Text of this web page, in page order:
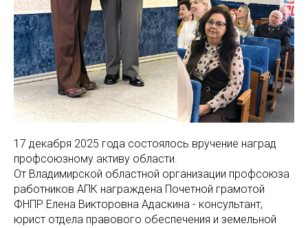
17 декабря 2025 года состоялось вручение наград
профсоюзному активу области.
От Владимирской областной организации профсоюза
работников АПК награждена Почетной грамотой
ФНПР Елена Викторовна Адаскина - консультант,
юрист отдела правового обеспечения и земельной